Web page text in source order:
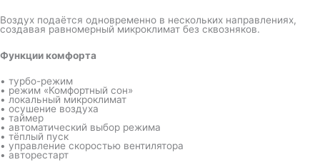
Воздух подаётся одновременно в нескольких направлениях,
создавая равномерный микроклимат без сквозняков.
Функции комфорта
• турбо-режим
• режим «Комфортный сон»
• локальный микроклимат
• осушение воздуха
• таймер
• автоматический выбор режима
• тёплый пуск
• управление скоростью вентилятора
• авторестарт